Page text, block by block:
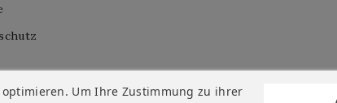
Um Ihre Zustimmung zu ihrer